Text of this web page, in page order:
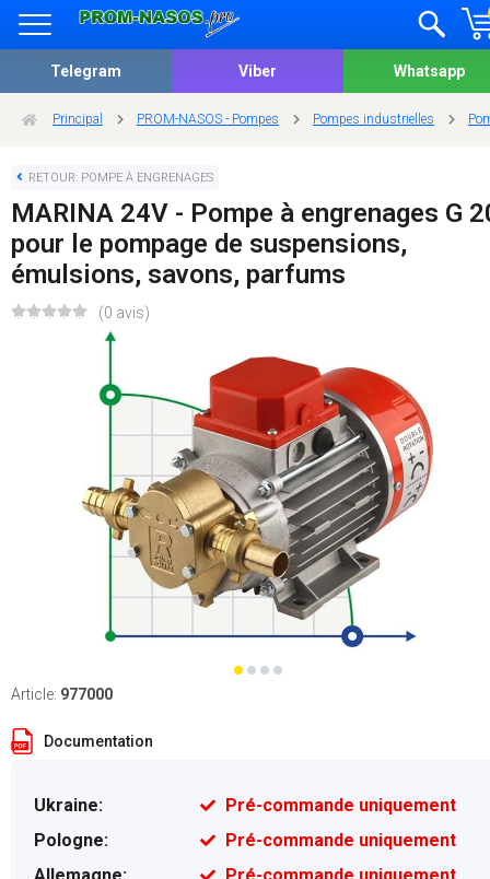
Telegram Viber Whatsapp
Principal PROM-NASOS - Pompes Pompes industrielles
RETOUR: POMPE À ENGRENAGES
MARINA 24V - Pompe à engrenages G
pour le pompage de suspensions,
émulsions, savons, parfums
(0 avis)
Article: 977000
Documentation
Ukraine:
Pré-commande uniquement
Pologne:
Pré-commande uniquement